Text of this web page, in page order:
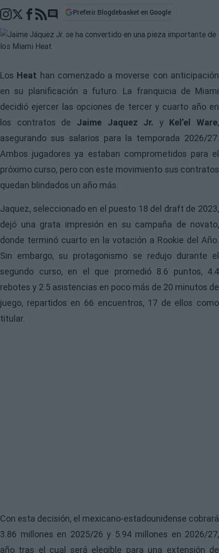
Go to comments section
Preferir Blogdebasket en Google
Los Heat han comenzado a moverse con anticipación
en su planificación a futuro. La franquicia de Miami
decidió ejercer las opciones de tercer y cuarto año en
los contratos de Jaime Jaquez Jr. y Kel’el Ware,
asegurando sus salarios para la temporada 2026/27.
Ambos jugadores ya estaban comprometidos para el
próximo curso, pero con este movimiento sus contratos
quedan blindados un año más.
Jaquez, seleccionado en el puesto 18 del draft de 2023,
dejó una grata impresión en su campaña de novato,
donde terminó cuarto en la votación a Rookie del Año.
Sin embargo, su protagonismo se redujo durante el
segundo curso, en el que promedió 8.6 puntos, 4.4
rebotes y 2.5 asistencias en poco más de 20 minutos de
juego, repartidos en 66 encuentros, 17 de ellos como
titular.
Con esta decisión, el mexicano-estadounidense cobrará
3.86 millones en 2025/26 y 5.94 millones en 2026/27,
año tras el cual será elegible para una extensión de